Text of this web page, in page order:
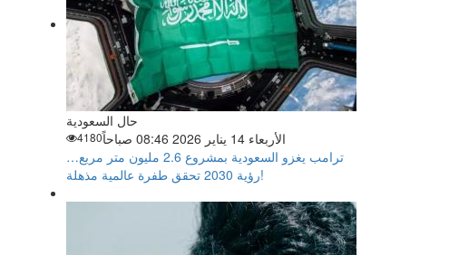
حال السعودية
الأربعاء 14 يناير 2026 08:46 صباحاً
4180
ترامب يغزو السعودية بمشروع 2.6 مليون متر مربع…
رؤية 2030 تحقق طفرة عالمية مذهلة!